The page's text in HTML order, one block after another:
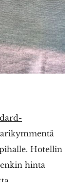
Hotellin
hinta